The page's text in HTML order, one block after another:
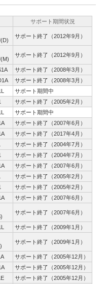
サポート期間状況
サポート終了（2012年9月）
サポート終了（2012年9月）
サポート終了（2008年3月）
サポート終了（2008年3月）
サポート期間中
サポート終了（2005年2月）
サポート期間中
サポート終了（2007年6月）
サポート終了（2017年4月）
サポート終了（2004年7月）
サポート終了（2004年7月）
サポート終了（2007年6月）
サポート終了（2005年2月）
サポート終了（2005年2月）
サポート終了（2007年6月）
サポート終了（2007年6月）
サポート終了（2009年1月）
サポート終了（2009年1月）
サポート終了（2005年12月）
サポート終了（2005年12月）
サポート終了（2005年12月）